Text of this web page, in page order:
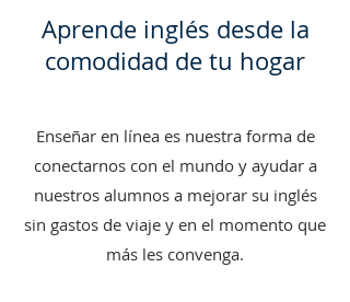
Aprende inglés desde la
comodidad de tu hogar
Enseñar en línea es nuestra forma de
conectarnos con el mundo y ayudar a
nuestros alumnos a mejorar su inglés
sin gastos de viaje y en el momento que
más les convenga.